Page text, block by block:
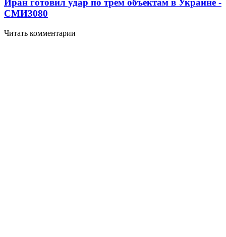
Иран готовил удар по трем объектам в Украине -
СМИ3080
Читать комментарии